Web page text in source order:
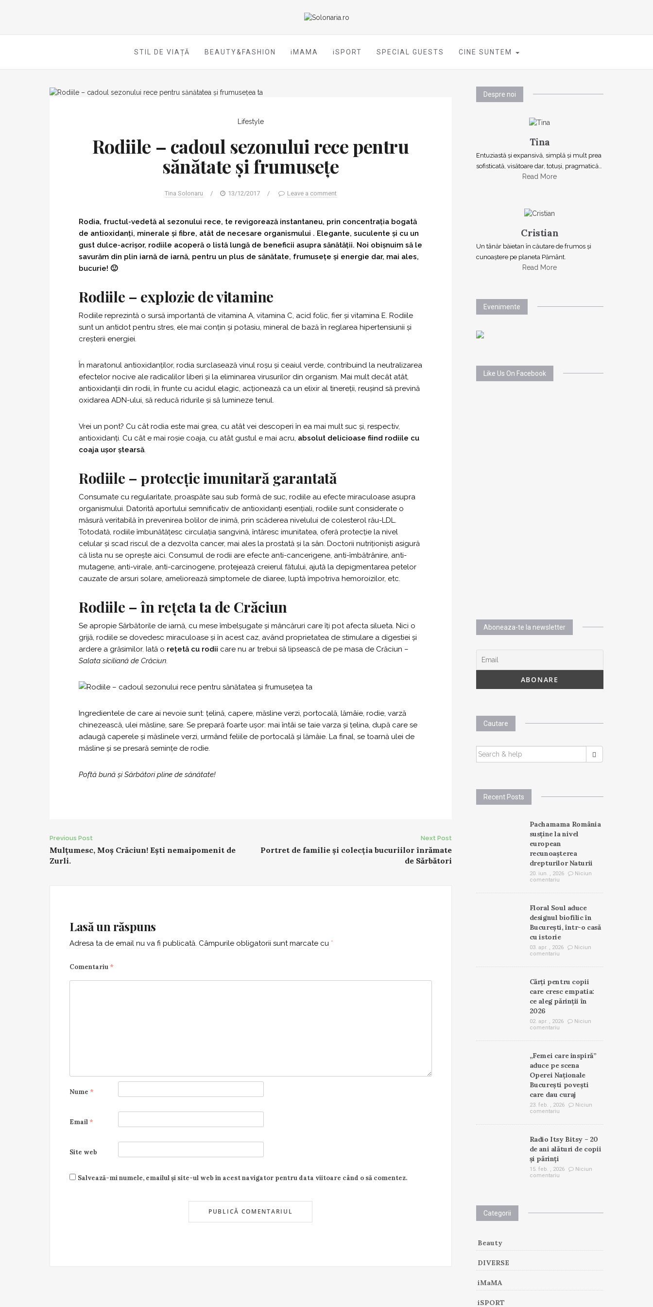
STIL DE VIAȚĂ BEAUTY&FASHION iMAMA iSPORT SPECIAL GUESTS CINE SUNTEM
Lifestyle
Rodiile – cadoul sezonului rece pentru
sănătate și frumusețe
Tina Solonaru / 13/12/2017 / Leave a comment
Rodia, fructul-vedetă al sezonului rece, te revigorează instantaneu, prin concentrația bogată
de antioxidanți, minerale și fibre, atât de necesare organismului . Elegante, suculente și cu un
gust dulce-acrișor, rodiile acoperă o listă lungă de beneficii asupra sănătății. Noi obișnuim să le
savurăm din plin iarnă de iarnă, pentru un plus de sănătate, frumusețe și energie dar, mai ales,
bucurie! 🙂
Rodiile – explozie de vitamine
Rodiile reprezintă o sursă importantă de vitamina A, vitamina C, acid folic, fier și vitamina E. Rodiile
sunt un antidot pentru stres, ele mai conțin și potasiu, mineral de bază în reglarea hipertensiunii și
creșterii energiei.
În maratonul antioxidanților, rodia surclasează vinul roșu și ceaiul verde, contribuind la neutralizarea
efectelor nocive ale radicalilor liberi și la eliminarea virusurilor din organism. Mai mult decât atât,
antioxidanții din rodii, în frunte cu acidul elagic, acționează ca un elixir al tinereții, reușind să prevină
oxidarea ADN-ului, să reducă ridurile și să lumineze tenul.
Vrei un pont? Cu cât rodia este mai grea, cu atât vei descoperi în ea mai mult suc și, respectiv,
antioxidanți. Cu cât e mai roșie coaja, cu atât gustul e mai acru, absolut delicioase fiind rodiile cu
coaja ușor ștearsă.
Rodiile – protecție imunitară garantată
Consumate cu regularitate, proaspăte sau sub formă de suc, rodiile au efecte miraculoase asupra
organismului. Datorită aportului semnificativ de antioxidanți esențiali, rodiile sunt considerate o
măsură veritabilă în prevenirea bolilor de inimă, prin scăderea nivelului de colesterol rău-LDL.
Totodată, rodiile îmbunătățesc circulația sangvină, întăresc imunitatea, oferă protecție la nivel
celular și scad riscul de a dezvolta cancer, mai ales la prostată și la sân. Doctorii nutriționiști asigură
că lista nu se oprește aici. Consumul de rodii are efecte anti-cancerigene, anti-îmbătrânire, anti-
mutagene, anti-virale, anti-carcinogene, protejează creierul fătului, ajută la depigmentarea petelor
cauzate de arsuri solare, ameliorează simptomele de diaree, luptă împotriva hemoroizilor, etc.
Rodiile – în rețeta ta de Crăciun
Se apropie Sărbătorile de iarnă, cu mese îmbelșugate și mâncăruri care îți pot afecta silueta. Nici o
grijă, rodiile se dovedesc miraculoase și în acest caz, având proprietatea de stimulare a digestiei și
ardere a grăsimilor. Iată o rețetă cu rodii care nu ar trebui să lipsească de pe masa de Crăciun –
Salata siciliană de Crăciun.
Ingredientele de care ai nevoie sunt: ţelină, capere, măsline verzi, portocală, lămâie, rodie, varză
chinezească, ulei măsline, sare. Se prepară foarte ușor: mai întâi se taie varza şi ţelina, după care se
adaugă caperele şi măslinele verzi, urmând feliile de portocală şi lămâie. La final, se toarnă ulei de
măsline şi se presară seminţe de rodie.
Poftă bună și Sărbători pline de sănătate!
Post
navigation
Previous Post
Mulțumesc, Moș Crăciun! Ești nemaipomenit de
Zurli.
Next Post
Portret de familie și colecția bucuriilor înrămate
de Sărbători
Lasă un răspuns
Adresa ta de email nu va fi publicată. Câmpurile obligatorii sunt marcate cu *
Comentariu *
Nume *
Email *
Site web
Salvează-mi numele, emailul și site-ul web în acest navigator pentru data viitoare când o să comentez.
Despre noi
Tina
Entuziastă şi expansivă, simplă şi mult prea
sofisticată, visătoare dar, totuşi, pragmatică…
Read More
Cristian
Un tânăr băietan în căutare de frumos și
cunoaștere pe planeta Pământ.
Read More
Evenimente
Like Us On Facebook
Aboneaza-te la newsletter
Cautare
SEARCH
FOR:
Recent Posts
Pachamama România
susține la nivel
european
recunoașterea
drepturilor Naturii
20. iun. , 2026
Niciun
comentariu
Floral Soul aduce
designul biofilic în
București, într-o casă
cu istorie
03. apr. , 2026
Niciun
comentariu
Cărți pentru copii
care cresc empatia:
ce aleg părinții în
2026
02. apr. , 2026
Niciun
comentariu
„Femei care inspiră”
aduce pe scena
Operei Naționale
București povești
care dau curaj
23. feb. , 2026
Niciun
comentariu
Radio Itsy Bitsy – 20
de ani alături de copii
și părinți
15. feb. , 2026
Niciun
comentariu
Categorii
Beauty
DIVERSE
iMaMA
iSPORT